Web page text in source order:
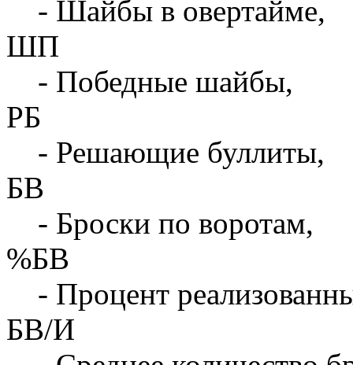
- Шайбы в овертайме,
ШП
- Победные шайбы,
РБ
- Решающие буллиты,
БВ
- Броски по воротам,
%БВ
- Процент
БВ/И